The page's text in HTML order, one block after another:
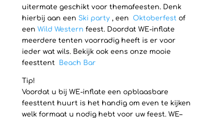
uitermate geschikt voor themafeesten. Denk
hierbij aan een Ski party, een Oktoberfest of
een Wild Western feest. Doordat WE-inflate
meerdere tenten voorradig heeft is er voor
ieder wat wils. Bekijk ook eens onze mooie
feesttent
Beach Bar
Tip!
Voordat u bij WE-inflate een opblaasbare
feesttent huurt is het handig om even te kijken
welk formaat u nodig hebt voor uw feest. WE–